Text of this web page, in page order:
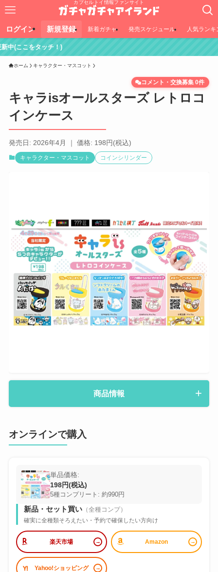
カプセルトイ情報ファンサイト
ログイン 新規登録 新着ガチャ 発売スケジュール 人気ランキ
！)
ホーム キャラクター・マスコット
キャラisオールスターズ レトロコ
インケース
コメント・交換募集 0件
発売日: 2026年4月 ｜ 価格: 198円(税込)
キャラクター・マスコット コインシリンダー
商品情報
オンラインで購入
単品価格:
198円(税込)
5種コンプリート: 約990円
新品・セット買い（全種コンプ）
確実に全種類そろえたい・予約で確保したい方向け
楽天市場 Amazon
Yahoo!ショッピング